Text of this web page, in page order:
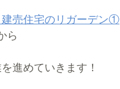
売住宅のリガーデン①
ら
進めていきます！